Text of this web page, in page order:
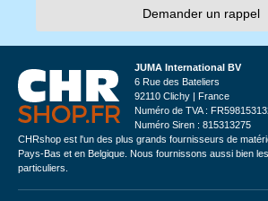
Demander un rappel
JUMA International BV
6 Rue des Bateliers
92110 Clichy | France
Numéro de TVA :
Numéro Siren : 815313275
CHRshop est l'un des plus grands fournisseurs de
Pays-Bas et en Belgique. Nous fournissons aussi bien
particuliers.